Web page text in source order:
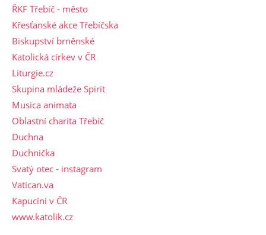
ŘKF Třebíč - město
Křesťanské akce Třebíčska
Biskupství brněnské
Katolická církev v ČR
Liturgie.cz
Skupina mládeže Spirit
Musica animata
Oblastní charita Třebíč
Duchna
Duchnička
Svatý otec - instagram
Vatican.va
Kapucíni v ČR
www.katolik.cz